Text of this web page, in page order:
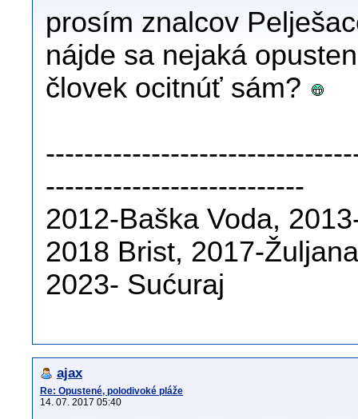
prosím znalcov
nájde sa nejaká
človek ocitnúť sám?
---------------------------
2012-Baška Voda,
2018 Brist, 2017-
2023- Sućuraj
ajax
Re: Opustené, polodivoké pláže
14. 07. 2017 05:40